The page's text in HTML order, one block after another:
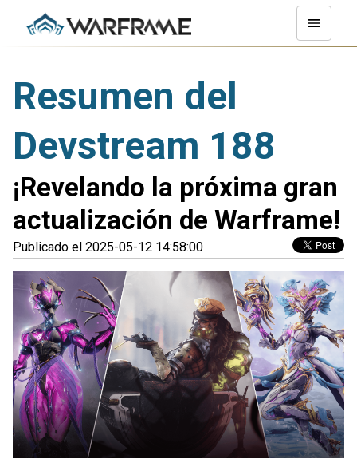
Resumen del
Devstream 188
¡Revelando la próxima gran
actualización de Warframe!
Publicado el 2025-05-12 14:58:00